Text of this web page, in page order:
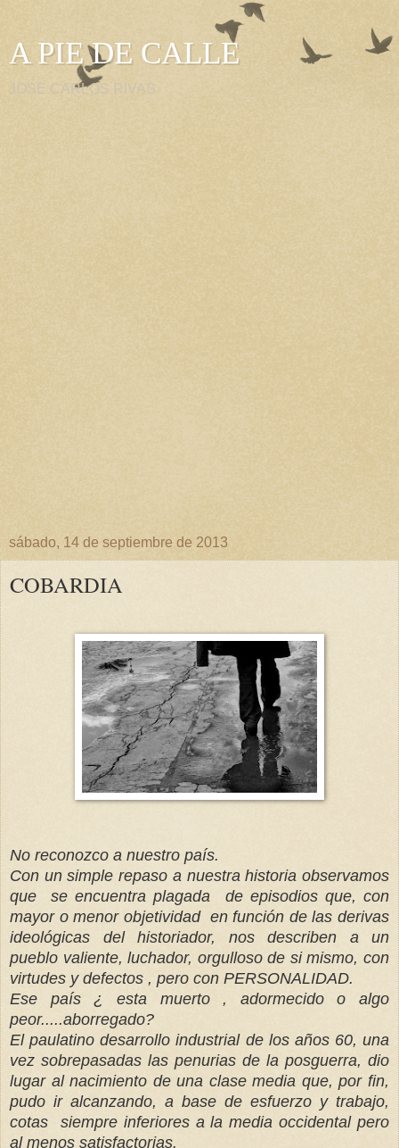
A PIE DE CALLE
JOSE CARLOS RIVAS
sábado, 14 de septiembre de 2013
COBARDIA
No reconozco a nuestro país.
Con un simple repaso a nuestra historia observamos
que se encuentra plagada de episodios que, con
mayor o menor objetividad en función de las derivas
ideológicas del historiador, nos describen a un
pueblo valiente, luchador, orgulloso de si mismo, con
virtudes y defectos , pero con PERSONALIDAD.
Ese país ¿ esta muerto , adormecido o algo
peor.....aborregado?
El paulatino desarrollo industrial de los años 60, una
vez sobrepasadas las penurias de la posguerra, dio
lugar al nacimiento de una clase media que, por fin,
pudo ir alcanzando, a base de esfuerzo y trabajo,
cotas siempre inferiores a la media occidental pero
al menos satisfactorias.